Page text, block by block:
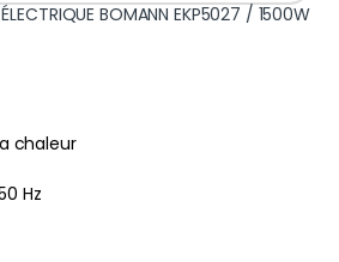
BOMANN EKP5027 / 1500W
chaleur
Hz